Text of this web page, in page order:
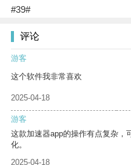
#39#
评论
游客
这个软件我非常喜欢
2025-04-18
游客
这款加速器app的操作有点复杂，
化。
2025-04-18